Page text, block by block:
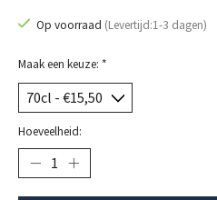
Op voorraad (Levertijd:1-3 dagen)
Maak een keuze: *
Hoeveelheid: